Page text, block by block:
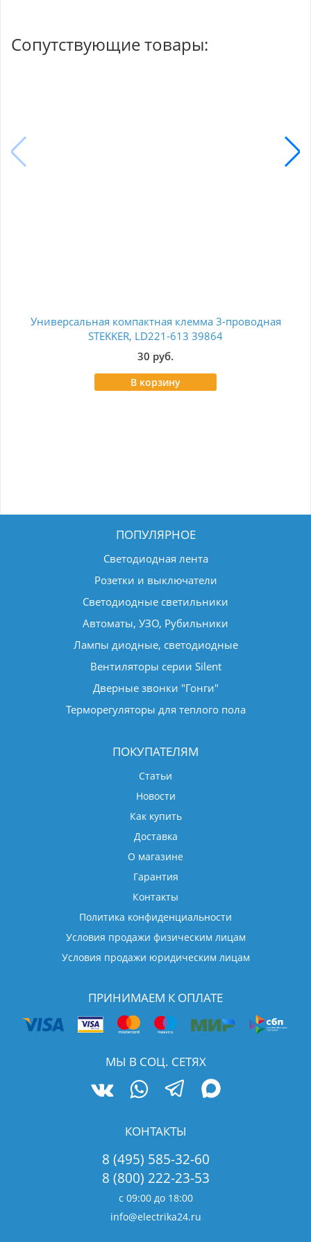
Сопутствующие товары:
Универсальная компактная клемма 3-проводная
STEKKER, LD221-613 39864
30 руб.
В корзину
ПОПУЛЯРНОЕ
Светодиодная лента
Розетки и выключатели
Светодиодные светильники
Автоматы, УЗО, Рубильники
Лампы диодные, светодиодные
Вентиляторы серии Silent
Дверные звонки "Гонги"
Терморегуляторы для теплого пола
ПОКУПАТЕЛЯМ
Статьи
Новости
Как купить
Доставка
О магазине
Гарантия
Контакты
Политика конфиденциальности
Условия продажи физическим лицам
Условия продажи юридическим лицам
ПРИНИМАЕМ К ОПЛАТЕ
МЫ В СОЦ. СЕТЯХ
КОНТАКТЫ
8 (495) 585-32-60
8 (800) 222-23-53
с 09:00 до 18:00
info@electrika24.ru